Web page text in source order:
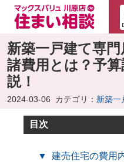
新築一戸建て専
諸費用とは？予
説！
2024-03-06 カテゴリ： 新築一
目次
▼ 建売住宅の費用